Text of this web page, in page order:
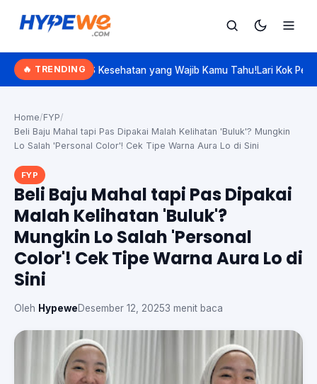
Hypewe.com - Curated Hype. Real Talk.
Cari artikel
🔥 TRENDING
Kesehatan yang Wajib Kamu Tahu!Lari Kok Pelan? Kenalan
Home/FYP/
Beli Baju Mahal tapi Pas Dipakai Malah Kelihatan 'Buluk'? Mungkin
Lo Salah 'Personal Color'! Cek Tipe Warna Aura Lo di Sini
FYP
Beli Baju Mahal tapi Pas Dipakai
Malah Kelihatan 'Buluk'?
Mungkin Lo Salah 'Personal
Color'! Cek Tipe Warna Aura Lo di
Sini
Oleh HypeweDesember 12, 20253 menit baca